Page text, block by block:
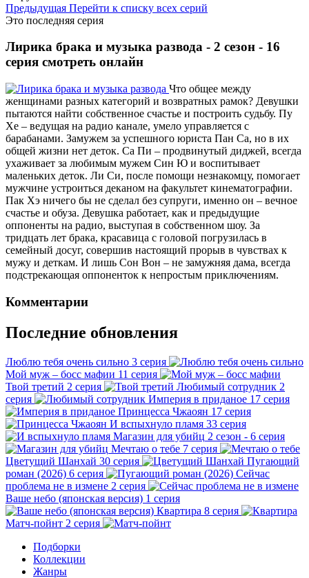
Предыдущая Перейти к списку всех серий
Это последняя серия
Лирика брака и музыка развода - 2 сезон - 16
серия смотреть онлайн
Что общее между
женщинами разных категорий и возвратных рамок? Девушки
пытаются найти собственное счастье и построить судьбу. Пу
Хе – ведущая на радио канале, умело управляется с
барабанами. Замужем за успешного юриста Пан Са, но в их
общей жизни нет деток. Са Пи – продвинутый диджей, всегда
ухаживает за любимым мужем Син Ю и воспитывает
маленьких деток. Ли Си, после помощи незнакомцу, помогает
мужчине устроиться деканом на факультет кинематографии.
Пак Хэ ничего бы не сделал без супруги, именно он – вечное
счастье и обуза. Девушка работает, как и предыдущие
оппоненты на радио, выступая в собственном шоу. За
тридцать лет брака, красавица с головой погрузилась в
семейный досуг, совершив настоящий прорыв в чувствах к
мужу и деткам. И лишь Сон Вон – не замужняя дама, всегда
подстрекающая оппоненток к непростым приключениям.
Комментарии
Последние обновления
Люблю тебя очень сильно 3 серия
Мой муж – босс мафии 11 серия
Твой третий 2 серия Любимый сотрудник 2
серия
Империя в приданое 17 серия
Принцесса Чжаоян 17 серия
И вспыхнуло пламя 33 серия
Магазин для убийц 2 сезон - 6 серия
Мечтаю о тебе 7 серия
Цветущий Шанхай 30 серия
Пугающий
роман (2026) 6 серия
Сейчас
проблема не в измене 2 серия
Ваше небо (японская версия) 1 серия
Квартира 8 серия
Матч-пойнт 2 серия
Подборки
Коллекции
Жанры